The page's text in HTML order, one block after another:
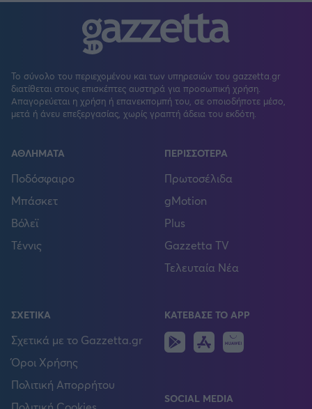
Το σύνολο του περιεχομένου και των υπηρεσιών του gazzetta.gr
διατίθεται στους επισκέπτες αυστηρά για προσωπική χρήση.
Απαγορεύεται η χρήση ή επανεκπομπή του, σε οποιοδήποτε μέσο,
μετά ή άνευ επεξεργασίας, χωρίς γραπτή άδεια του εκδότη.
ΑΘΛΗΜΑΤΑ
Ποδόσφαιρο
Μπάσκετ
Βόλεϊ
Τέννις
ΠΕΡΙΣΣΟΤΕΡΑ
Πρωτοσέλιδα
gMotion
Plus
Gazzetta TV
Τελευταία Νέα
ΣΧΕΤΙΚΑ
Σχετικά με το Gazzetta.gr
Όροι Χρήσης
Πολιτική Απορρήτου
ΚΑΤΕΒΑΣΕ ΤΟ APP
Android
IOS
SOCIAL MEDIA